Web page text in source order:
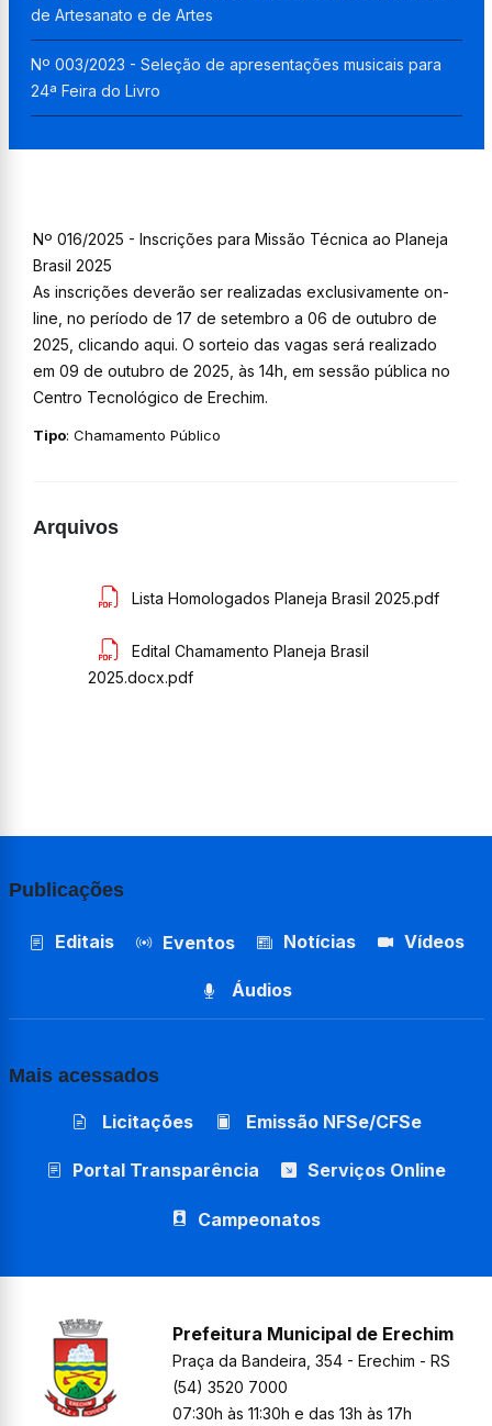
de Artesanato e de Artes
Nº 003/2023 - Seleção de apresentações musicais para
24ª Feira do Livro
Nº 016/2025 - Inscrições para Missão Técnica ao Planeja
Brasil 2025
As inscrições deverão ser realizadas exclusivamente on-
line, no período de 17 de setembro a 06 de outubro de
2025, clicando aqui. O sorteio das vagas será realizado
em 09 de outubro de 2025, às 14h, em sessão pública no
Centro Tecnológico de Erechim.
Tipo: Chamamento Público
Arquivos
Lista Homologados Planeja Brasil 2025.pdf
Edital Chamamento Planeja Brasil
2025.docx.pdf
Publicações
Editais Eventos Notícias Vídeos
Áudios
Mais acessados
Licitações Emissão NFSe/CFSe
Portal Transparência Serviços Online
Campeonatos
Prefeitura Municipal de Erechim
Praça da Bandeira, 354 - Erechim - RS
(54) 3520 7000
07:30h às 11:30h e das 13h às 17h